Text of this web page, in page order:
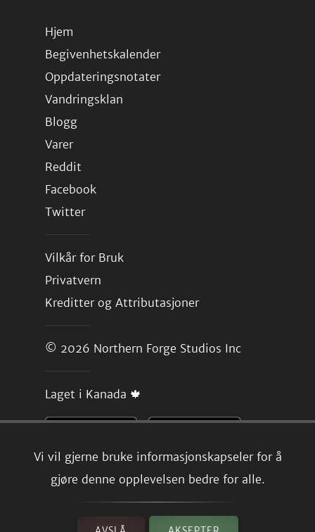
Vi vil gjerne bruke informasjonskapseler for å
gjøre denne opplevelsen bedre for alle.
Hjem
Begivenhetskalender
Oppdateringsnotater
Vandringsklan
Blogg
Varer
Reddit
Facebook
Twitter
Vilkår for Bruk
Privatvern
Kreditter og Attributasjoner
© 2026 Northern Forge Studios Inc
Laget i Kanada 🍁